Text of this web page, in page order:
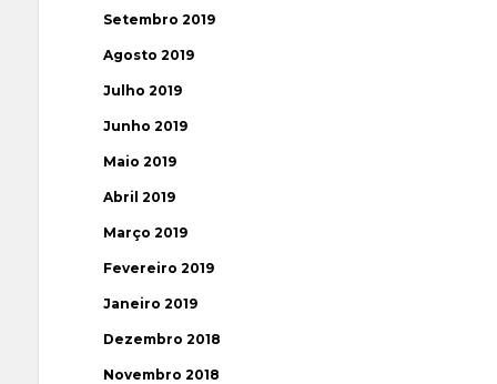
Setembro 2019
Agosto 2019
Julho 2019
Junho 2019
Maio 2019
Abril 2019
Março 2019
Fevereiro 2019
Janeiro 2019
Dezembro 2018
Novembro 2018